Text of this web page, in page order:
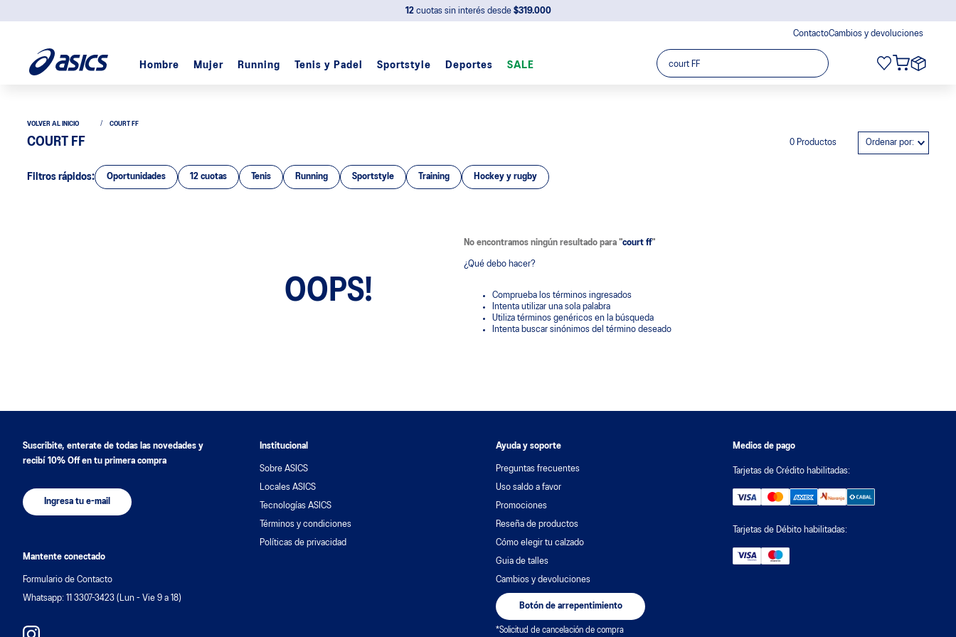
12cuotas sin interés desde $319.000
ContactoCambios y devoluciones
Hombre Mujer Running Tenis y Padel Sportstyle Deportes SALE
Buscar...
COURT FF
COURT FF 0 Productos Ordenar por
Filtros rápidos: Oportunidades 12 cuotas Tenis Running Sportstyle Training Hockey y rugby
OOPS!
No encontramos ningún resultado para "court ff"
¿Qué debo hacer?
Comprueba los términos ingresados
Intenta utilizar una sola palabra
Utiliza términos genéricos en la búsqueda
Intenta buscar sinónimos del término deseado
Suscribite, enterate de todas las novedades y
recibí 10% Off en tu primera compra
Ingresa tu e-mail
Mantente conectado
Formulario de Contacto
Whatsapp: 11 3307-3423 (Lun - Vie 9 a 18)
Institucional
Sobre ASICS
Locales ASICS
Tecnologías ASICS
Términos y condiciones
Políticas de privacidad
Ayuda y soporte
Preguntas frecuentes
Uso saldo a favor
Promociones
Reseña de productos
Cómo elegir tu calzado
Guia de talles
Cambios y devoluciones
Botón de arrepentimiento
*Solicitud de cancelación de compra
Medios de pago
Tarjetas de Crédito habilitadas:
Tarjetas de Débito habilitadas: